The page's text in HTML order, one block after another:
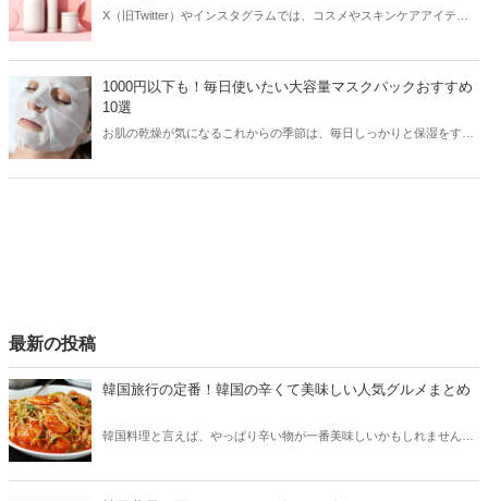
X（旧Twitter）やインスタグラムでは、コスメやスキンケアアイテム
SNSをチェックしているはず！そこで今回はSNSでバズってる話題の
スキンケアアイテムをご紹介します。
1000円以下も！毎日使いたい大容量マスクパックおすすめ
10選
お肌の乾燥が気になるこれからの季節は、毎日しっかりと保湿をする
最新の投稿
韓国旅行の定番！韓国の辛くて美味しい人気グルメまとめ
韓国料理と言えば、やっぱり辛い物が一番美味しいかもしれません。
方も必見です。